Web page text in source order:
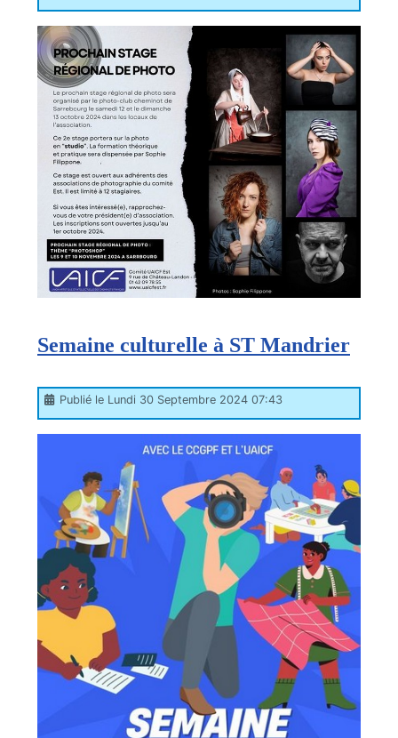
Semaine culturelle à ST Mandrier
Publié le Lundi 30 Septembre 2024 07:43